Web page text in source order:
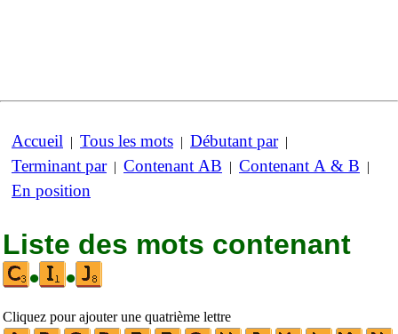
Accueil | Tous les mots | Débutant par|
Terminant par| Contenant AB | Contenant A & B |
En position
Liste des mots contenant
•
•
Cliquez pour ajouter une quatrième lettre